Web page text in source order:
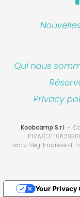
Qui nous
Privacy
Koobcamp S.r.l
P.IVA/C.F.
Iscriz. Reg. Imprese di
Your Privacy